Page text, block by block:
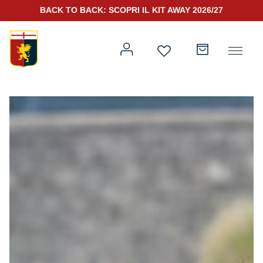
Prima squadra
Kit Gara 2026/27
BACK TO BACK: SCOPRI IL KIT AWAY 2026/27